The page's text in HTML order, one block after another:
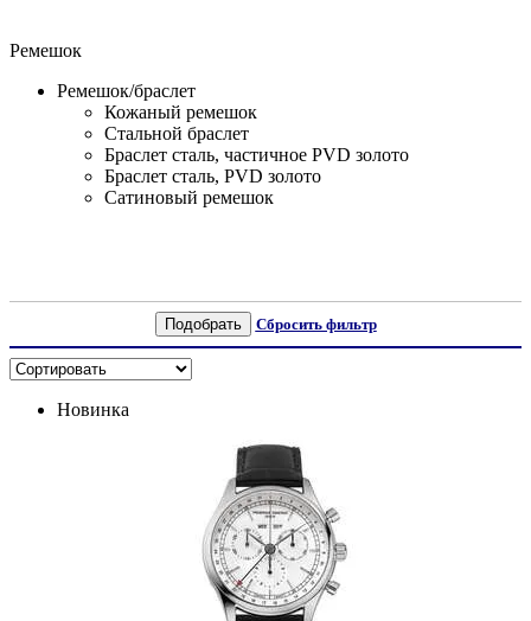
Ремешок
Ремешок/браслет
Кожаный ремешок
Стальной браслет
Браслет сталь, частичное PVD золото
Браслет сталь, PVD золото
Сатиновый ремешок
Подобрать Сбросить фильтр
Новинка